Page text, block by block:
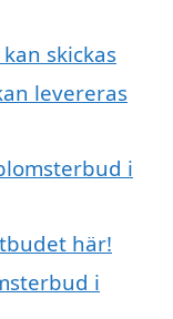
skickas
levereras
i
här!
i